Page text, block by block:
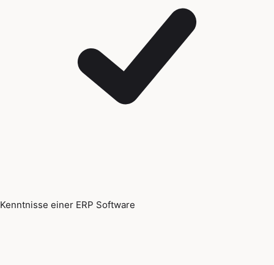
Kenntnisse einer ERP Software